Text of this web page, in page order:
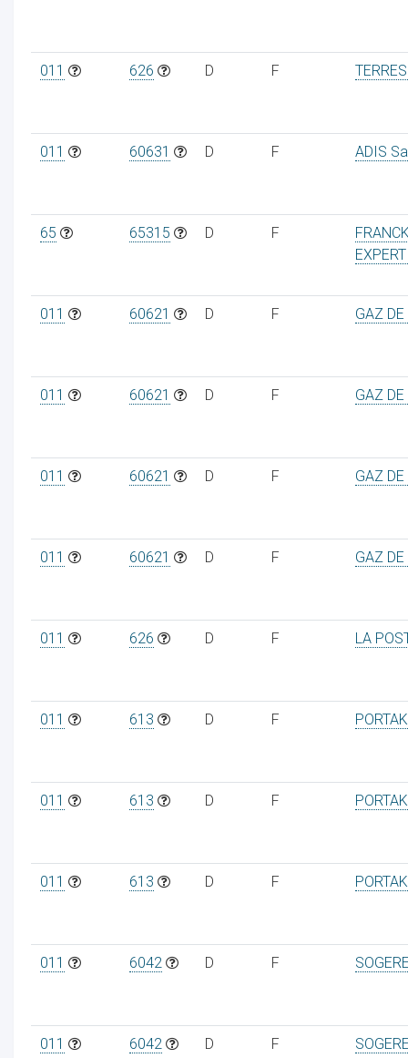
011 626 D F
011 60631 D F ADIS
65 65315 D F
011 60621 D F GAZ
011 60621 D F GAZ
011 60621 D F GAZ
011 60621 D F GAZ
011 626 D F LA
011 613 D F
011 613 D F
011 613 D F
011 6042 D F
011 6042 D F